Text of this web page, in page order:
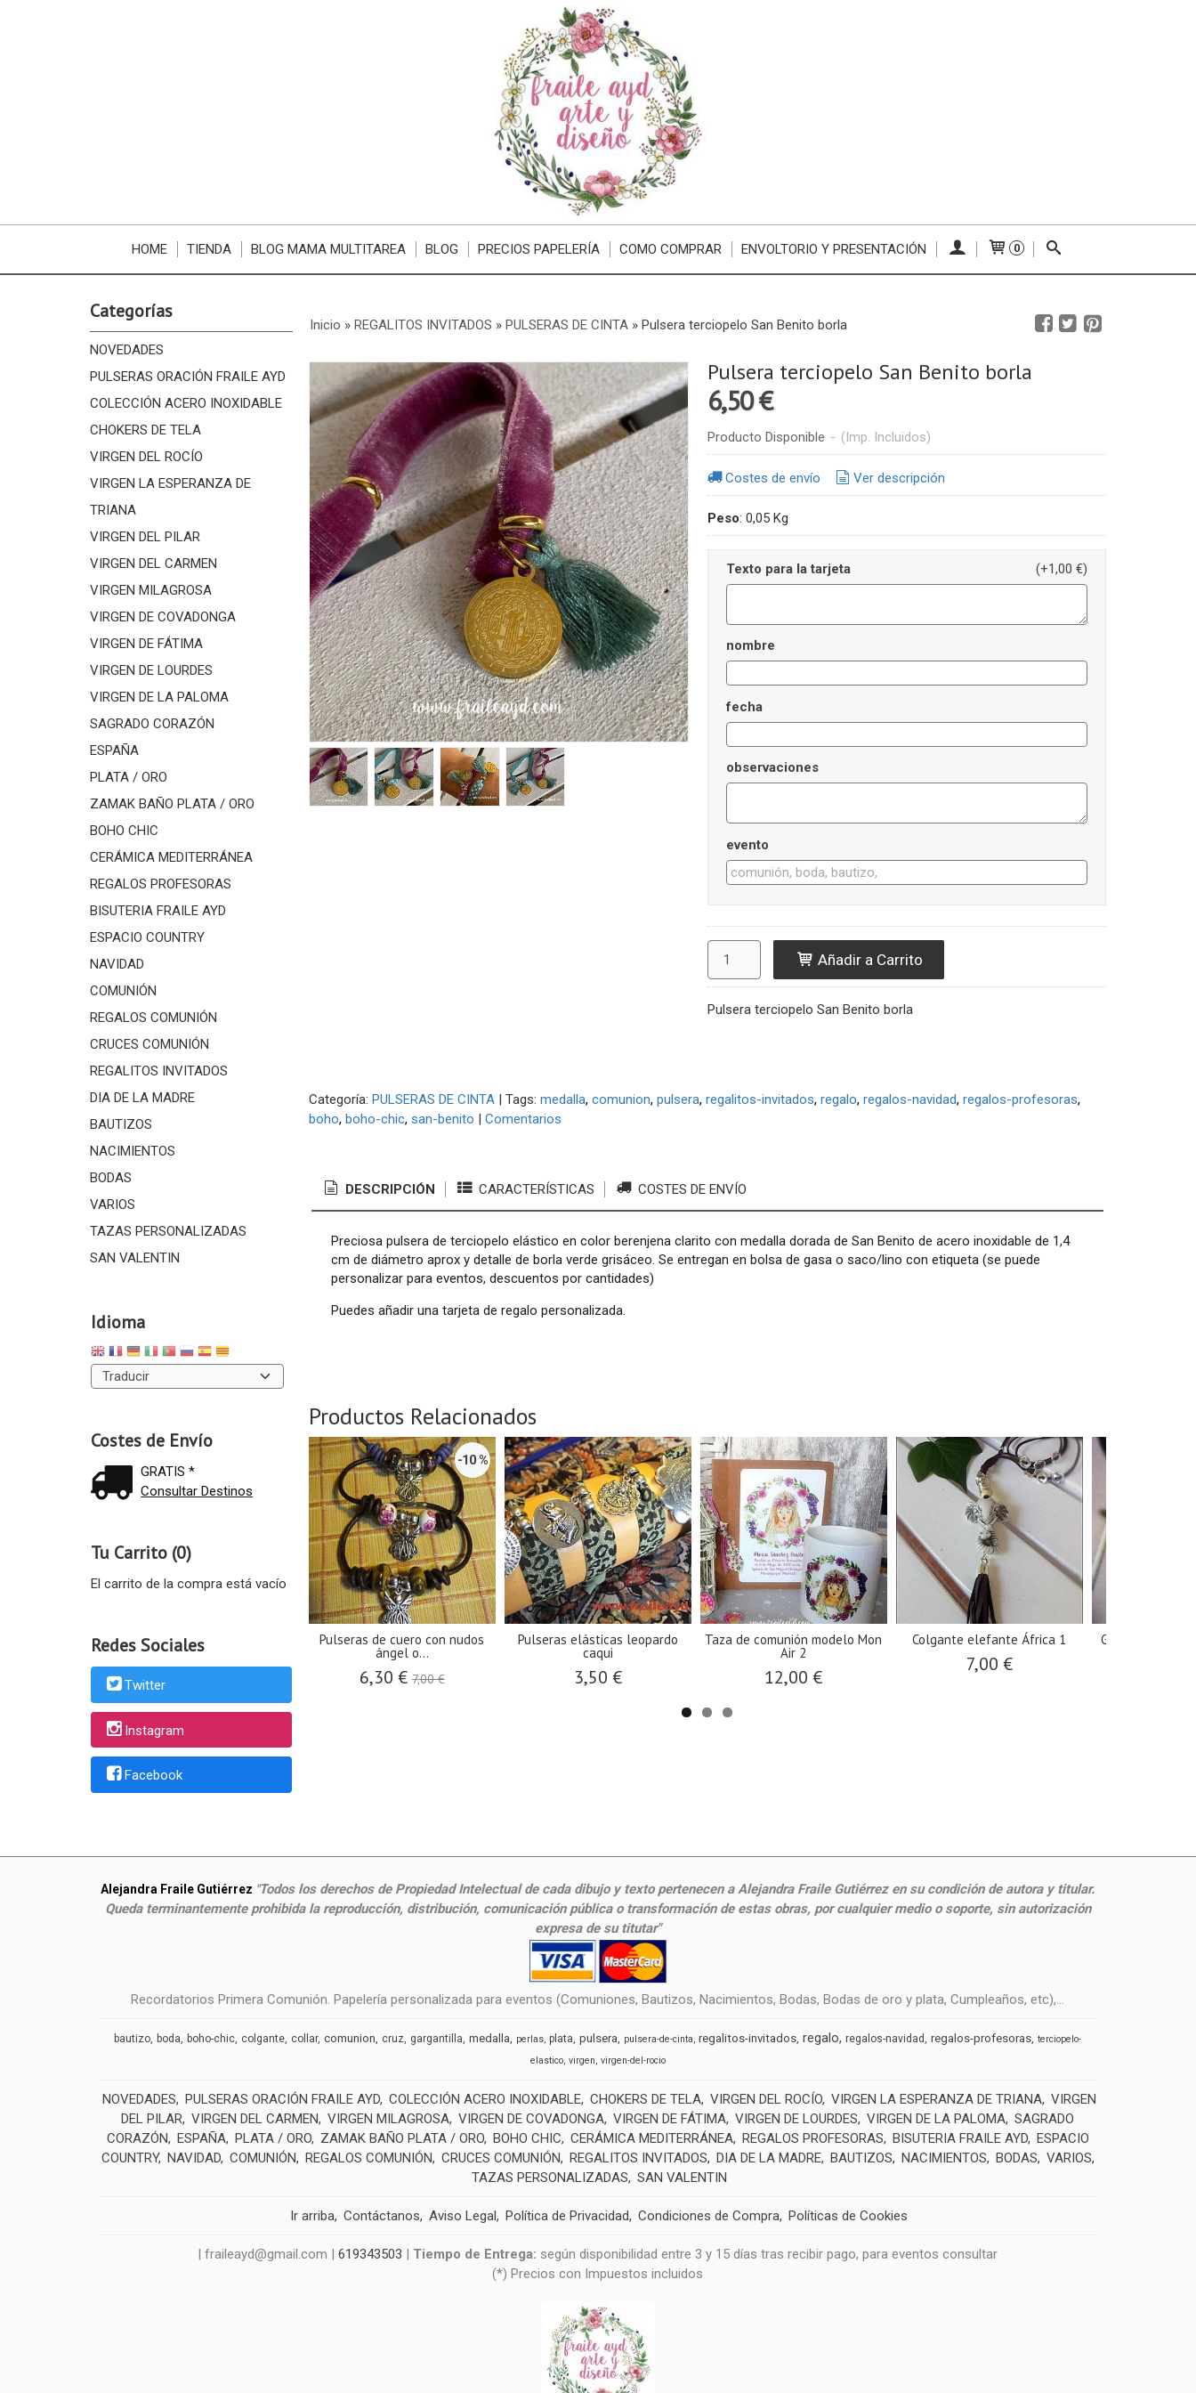
HOME TIENDA BLOG MAMA MULTITAREA BLOG PRECIOS PAPELERÍA COMO COMPRAR ENVOLTORIO Y PRESENTACIÓN 0
Categorías
NOVEDADES
PULSERAS ORACIÓN FRAILE AYD
COLECCIÓN ACERO INOXIDABLE
CHOKERS DE TELA
VIRGEN DEL ROCÍO
VIRGEN LA ESPERANZA DE
TRIANA
VIRGEN DEL PILAR
VIRGEN DEL CARMEN
VIRGEN MILAGROSA
VIRGEN DE COVADONGA
VIRGEN DE FÁTIMA
VIRGEN DE LOURDES
VIRGEN DE LA PALOMA
SAGRADO CORAZÓN
ESPAÑA
PLATA / ORO
ZAMAK BAÑO PLATA / ORO
BOHO CHIC
CERÁMICA MEDITERRÁNEA
REGALOS PROFESORAS
BISUTERIA FRAILE AYD
ESPACIO COUNTRY
NAVIDAD
COMUNIÓN
REGALOS COMUNIÓN
CRUCES COMUNIÓN
REGALITOS INVITADOS
DIA DE LA MADRE
BAUTIZOS
NACIMIENTOS
BODAS
VARIOS
TAZAS PERSONALIZADAS
SAN VALENTIN
Idioma
Costes de Envío
GRATIS *
Consultar Destinos
Tu Carrito (0)
El carrito de la compra está vacío
Redes Sociales
Twitter
Instagram
Facebook
Inicio » REGALITOS INVITADOS » PULSERAS DE CINTA» Pulsera terciopelo San Benito borla
Pulsera terciopelo San Benito borla
6,50 €
Producto Disponible - (Imp. Incluidos)
Costes de envío Ver descripción
Peso: 0,05 Kg
Texto para la tarjeta (+1,00 €)
nombre
fecha
observaciones
evento
Añadir a Carrito
Pulsera terciopelo San Benito borla
Categoría: PULSERAS DE CINTA| Tags: medalla comunion pulsera regalitos-invitados regalo regalos-navidad regalos-profesoras
boho boho-chic san-benito | Comentarios
DESCRIPCIÓN CARACTERÍSTICAS COSTES DE ENVÍO
Preciosa pulsera de terciopelo elástico en color berenjena clarito con medalla dorada de San Benito de acero inoxidable de 1,4
cm de diámetro aprox y detalle de borla verde grisáceo. Se entregan en bolsa de gasa o saco/lino con etiqueta (se puede
personalizar para eventos, descuentos por cantidades)
Puedes añadir una tarjeta de regalo personalizada.
Productos Relacionados
-10 %
Pulseras de cuero con nudos
ángel o...
6,30 € 7,00 €
Pulseras elásticas leopardo
caqui
3,50 €
Taza de comunión modelo Mon
Air 2
12,00 €
Colgante elefante África 1
7,00 €
Gargantilla
Alejandra Fraile Gutiérrez "Todos los derechos de Propiedad Intelectual de cada dibujo y texto pertenecen a Alejandra Fraile Gutiérrez en su condición de autora y titular.
Queda terminantemente prohibida la reproducción, distribución, comunicación pública o transformación de estas obras, por cualquier medio o soporte, sin autorización
expresa de su titutar"
Recordatorios Primera Comunión. Papelería personalizada para eventos (Comuniones, Bautizos, Nacimientos, Bodas, Bodas de oro y plata, Cumpleaños, etc),...
bautizo boda boho-chic colgante collar comunion cruz gargantilla medalla perlas plata pulsera pulsera-de-cinta regalitos-invitados regalo regalos-navidad regalos-profesoras terciopelo-
elastico virgen virgen-del-rocio
NOVEDADES PULSERAS ORACIÓN FRAILE AYD COLECCIÓN ACERO INOXIDABLE CHOKERS DE TELA VIRGEN DEL ROCÍO VIRGEN LA ESPERANZA DE TRIANA VIRGEN
DEL PILAR VIRGEN DEL CARMEN VIRGEN MILAGROSA VIRGEN DE COVADONGA VIRGEN DE FÁTIMA VIRGEN DE LOURDES VIRGEN DE LA PALOMA SAGRADO
CORAZÓN
ESPAÑA PLATA / ORO ZAMAK BAÑO PLATA / ORO BOHO CHIC CERÁMICA MEDITERRÁNEA REGALOS PROFESORAS BISUTERIA FRAILE AYD ESPACIO
COUNTRY NAVIDAD COMUNIÓN REGALOS COMUNIÓN CRUCES COMUNIÓN REGALITOS INVITADOS DIA DE LA MADRE BAUTIZOS NACIMIENTOS BODAS
VARIOS
TAZAS PERSONALIZADAS
SAN VALENTIN
Ir arriba Contáctanos Aviso Legal Política de Privacidad Condiciones de Compra Políticas de Cookies
| fraileayd@gmail.com |619343503 | Tiempo de Entrega: según disponibilidad entre 3 y 15 días tras recibir pago, para eventos consultar
(*) Precios con Impuestos incluidos